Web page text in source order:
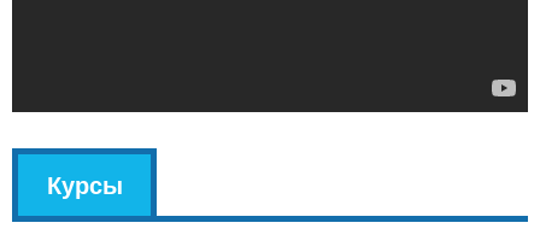
l
Курсы
(
а